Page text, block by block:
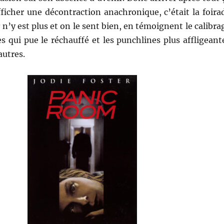
une décontraction anachronique, c’était la
est plus et on le sent bien, en témoignent le
qui pue le réchauffé et les punchlines plus